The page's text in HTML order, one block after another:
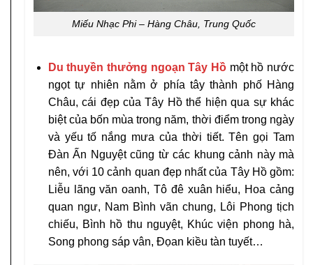
Miếu Nhạc Phi – Hàng Châu, Trung Quốc
Du thuyền thưởng ngoạn Tây Hồ một hồ nước
ngọt tự nhiên nằm ở phía tây thành phố Hàng
Châu, cái đẹp của Tây Hồ thể hiện qua sự khác
biệt của bốn mùa trong năm, thời điểm trong ngày
và yếu tố nắng mưa của thời tiết. Tên gọi Tam
Đàn Ấn Nguyệt cũng từ các khung cảnh này mà
nên, với 10 cảnh quan đẹp nhất của Tây Hồ gồm:
Liễu lãng văn oanh, Tô đê xuân hiểu, Hoa cảng
quan ngư, Nam Bình vãn chung, Lôi Phong tịch
chiếu, Bình hồ thu nguyệt, Khúc viện phong hà,
Song phong sáp vân, Đọan kiều tàn tuyết…